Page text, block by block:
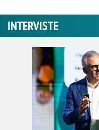
INTERVISTE